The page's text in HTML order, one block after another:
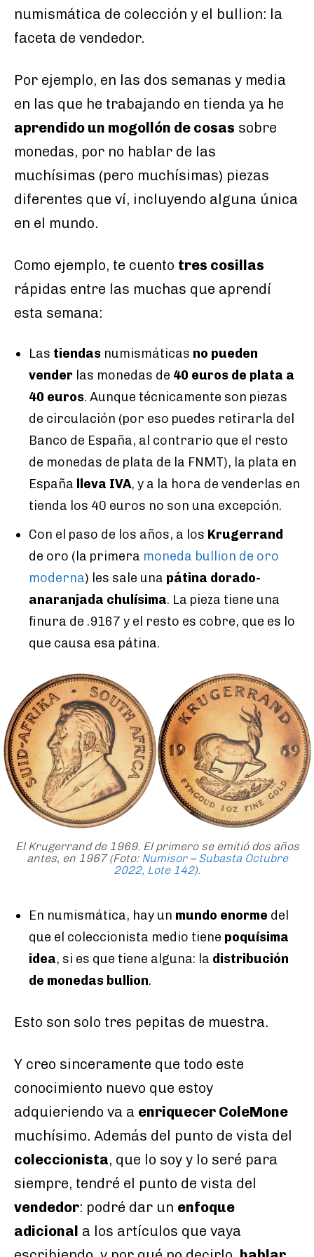
numismática de colección y el bullion: la
faceta de vendedor.
Por ejemplo, en las dos semanas y media
en las que he trabajando en tienda ya he
aprendido un mogollón de cosas sobre
monedas, por no hablar de las
muchísimas (pero muchísimas) piezas
diferentes que ví, incluyendo alguna única
en el mundo.
Como ejemplo, te cuento tres cosillas
rápidas entre las muchas que aprendí
esta semana:
Las tiendas numismáticas no pueden
vender las monedas de 40 euros de plata a
40 euros. Aunque técnicamente son piezas
de circulación (por eso puedes retirarla del
Banco de España, al contrario que el resto
de monedas de plata de la FNMT), la plata en
España
lleva IVA, y a la hora de venderlas en
tienda los 40 euros no son una excepción.
Con el paso de los años, a los Krugerrand
de oro (la primera moneda bullion de oro
moderna) les sale una pátina dorado-
anaranjada chulísima. La pieza tiene una
finura de .9167 y el resto es cobre, que es lo
que causa esa pátina.
El Krugerrand de 1969. El primero se emitió dos años
antes, en 1967 (Foto: Numisor– Subasta Octubre
2022, Lote 142).
En numismática, hay un mundo enorme del
que el coleccionista medio tiene poquísima
idea, si es que tiene alguna: la distribución
de monedas bullion.
Esto son solo tres pepitas de muestra.
Y creo sinceramente que todo este
conocimiento nuevo que estoy
adquieriendo va a enriquecer ColeMone
muchísimo. Además del punto de vista del
coleccionista, que lo soy y lo seré para
siempre, tendré el punto de vista del
vendedor: podré dar un enfoque
adicional a los artículos que vaya